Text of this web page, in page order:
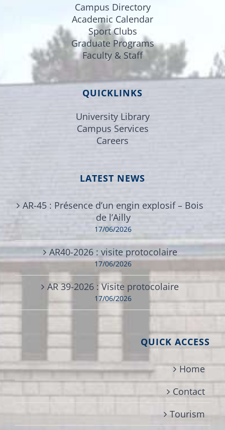
Campus Directory
Academic Calendar
Sport Clubs
Graduate Programs
Faculty & Staff
QUICKLINKS
University Library
Campus Services
Careers
LATEST NEWS
AR-45 : Présence d’un engin explosif – Bois
de l’Ailly
17/06/2026
AR40-2026 : visite protocolaire
17/06/2026
AR 39-2026 : Visite protocolaire
17/06/2026
QUICK ACCESS
Home
Contact
Tourism